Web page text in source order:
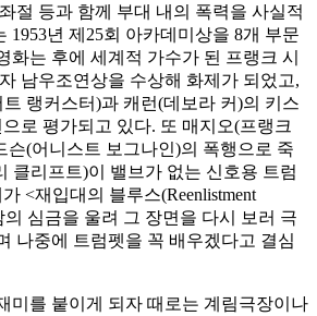
절 등과 함께 부대 내의 폭력을 사실적
1953년 제25회 아카데미상을 8개 부문
화는 후에 세계적 가수가 된 프랭크 시
남우조연상을 수상해 화제가 되었고,
랭커스터)과 캐런(데보라 커)의 키스
로 평가되고 있다. 또 매지오(프랭크
슨(어니스트 보그나인)의 폭행으로 죽
클리프트)이 밸브가 없는 신호용 트럼
<재입대의 블루스(Reenlistment
의 심금을 울려 그 장면을 다시 보러 극
나중에 트럼펫을 꼭 배우겠다고 결심
미를 붙이게 되자 때로는 계림극장이나